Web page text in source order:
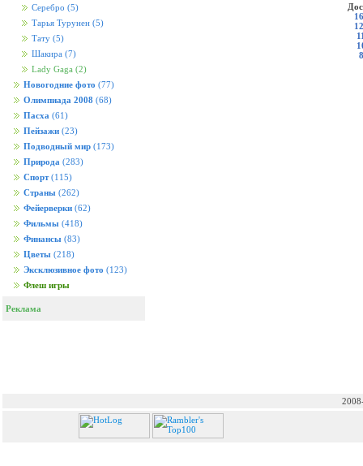
Серебро (5)
Тарья Турунен (5)
Тату (5)
Шакира (7)
Lady Gaga (2)
Новогодние фото (77)
Олимпиада 2008 (68)
Пасха (61)
Пейзажи (23)
Подводный мир (173)
Природа (283)
Спорт (115)
Страны (262)
Фейерверки (62)
Фильмы (418)
Финансы (83)
Цветы (218)
Эксклюзивное фото (123)
Флеш игры
Реклама